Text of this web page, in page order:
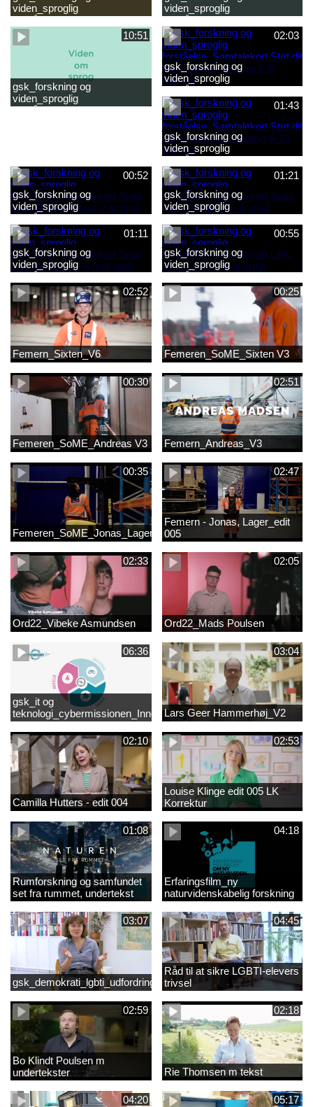
viden_sproglig
forståelse_Snak med dit barn
2-6 år.mp4
viden_sproglig
forståelse_Snak med din
baby 0-6 mdr.mp4
10:51
gsk_forskning og
viden_sproglig
forståelse_Barnets sproglige
02:03
gsk_forskning og
viden_sproglig
forståelse_Samtalekort Støt
dit barns første læsning 6-8
år.mp3
01:43
gsk_forskning og
viden_sproglig
forståelse_Samtalekort Støt
dit barns fortsatte læsning 8-
10 år.mp3
00:52
gsk_forskning og
viden_sproglig
forståelse_Samtalekort Snak
med dit barn 6 mdr-2 år.mp3
01:21
gsk_forskning og
viden_sproglig
forståelse_Samtalekort Snak
med dit barn 2-6 år.mp3
01:11
gsk_forskning og
viden_sproglig
forståelse_Samtalekort Snak
med din baby 0-6 mdr.mp3
00:55
gsk_forskning og
viden_sproglig
forståelse_Samtalekort Læs,
lyt og skriv 3-6 år.mp3
02:52
Femern_Sixten_V6
00:25
Femeren_SoME_Sixten V3
00:30
Femeren_SoME_Andreas V3
02:51
Femern_Andreas_V3
00:35
Femeren_SoME_Jonas_Lager
02:47
Femern - Jonas, Lager_edit
005
02:33
Ord22_Vibeke Asmundsen
02:05
Ord22_Mads Poulsen
06:36
gsk_it og
teknologi_cybermissionen_Innovationscirklen
03:04
Lars Geer Hammerhøj_V2
02:10
Camilla Hutters - edit 004
02:53
Louise Klinge edit 005 LK
Korrektur
01:08
Rumforskning og samfundet
set fra rummet, undertekst
04:18
Erfaringsfilm_ny
naturvidenskabelig forskning
03:07
gsk_demokrati_lgbti_udfordringer
04:45
Råd til at sikre LGBTI-elevers
trivsel
02:59
Bo Klindt Poulsen m
undertekster
02:18
Rie Thomsen m tekst
04:20 05:17